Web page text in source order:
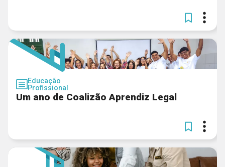
Educação
Profissional
Um ano de Coalizão Aprendiz Legal